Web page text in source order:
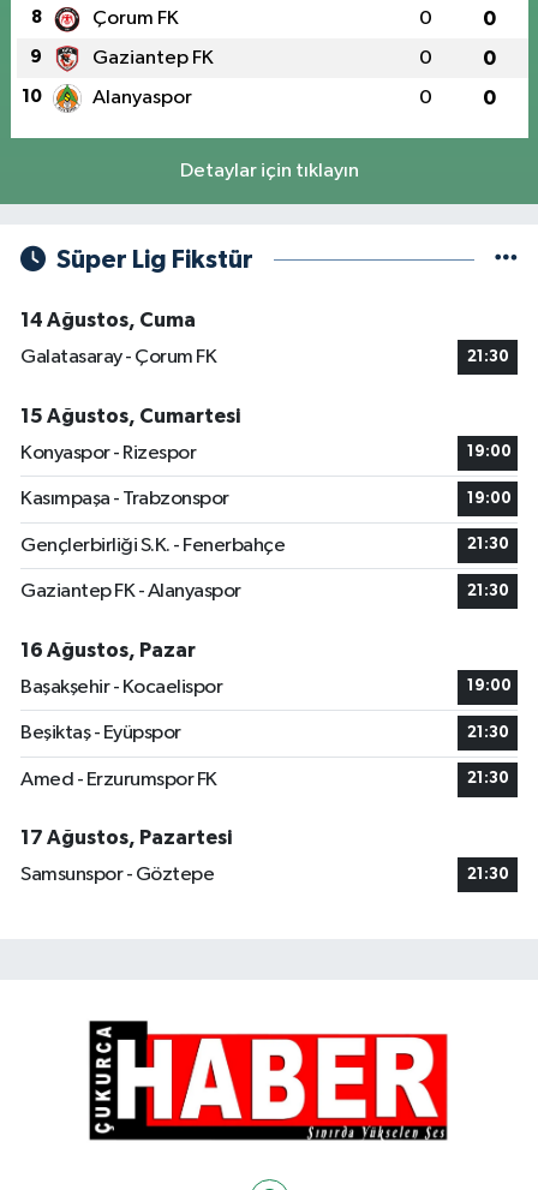
8 Çorum FK 0 0
9 Gaziantep FK 0 0
10 Alanyaspor 0 0
Detaylar için tıklayın
Süper Lig Fikstür
14 Ağustos, Cuma
Galatasaray - Çorum FK
21:30
15 Ağustos, Cumartesi
Konyaspor - Rizespor
19:00
Kasımpaşa - Trabzonspor 19:00
Gençlerbirliği S.K. - Fenerbahçe 21:30
Gaziantep FK - Alanyaspor 21:30
16 Ağustos, Pazar
Başakşehir - Kocaelispor
19:00
Beşiktaş - Eyüpspor 21:30
Amed - Erzurumspor FK 21:30
17 Ağustos, Pazartesi
Samsunspor - Göztepe
21:30